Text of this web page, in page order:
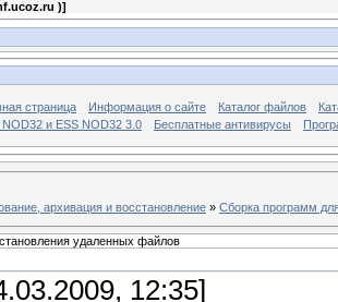
)]
страница Информация о сайте Каталог файлов
и ESS NOD32 3.0
Бесплатные антивирусы
архивация и восстановление » Сборка программ
удаленных файлов
12:35]